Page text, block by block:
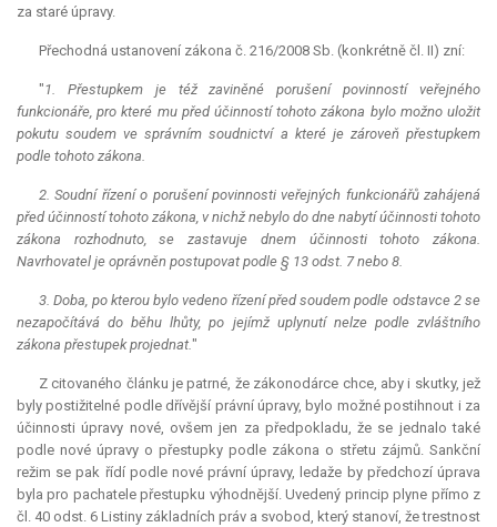
za staré úpravy.
Přechodná ustanovení zákona č. 216/2008 Sb. (konkrétně čl. II) zní:
"1. Přestupkem je též zaviněné porušení povinností veřejného
funkcionáře, pro které mu před účinností tohoto zákona bylo možno uložit
pokutu soudem ve správním soudnictví a které je zároveň přestupkem
podle tohoto zákona.
2. Soudní řízení o porušení povinnosti veřejných funkcionářů zahájená
před účinností tohoto zákona, v nichž nebylo do dne nabytí účinnosti tohoto
zákona rozhodnuto, se zastavuje dnem účinnosti tohoto zákona.
Navrhovatel je oprávněn postupovat podle § 13 odst. 7 nebo 8.
3. Doba, po kterou bylo vedeno řízení před soudem podle odstavce 2 se
nezapočítává do běhu lhůty, po jejímž uplynutí nelze podle zvláštního
zákona přestupek projednat."
Z citovaného článku je patrné, že zákonodárce chce, aby i skutky, jež
byly postižitelné podle dřívější právní úpravy, bylo možné postihnout i za
účinnosti úpravy nové, ovšem jen za předpokladu, že se jednalo také
podle nové úpravy o přestupky podle zákona o střetu zájmů. Sankční
režim se pak řídí podle nové právní úpravy, ledaže by předchozí úprava
byla pro pachatele přestupku výhodnější. Uvedený princip plyne přímo z
čl. 40 odst. 6 Listiny základních práv a svobod, který stanoví, že trestnost